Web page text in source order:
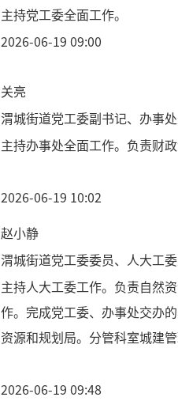
主持党工委全面工作。
2026-06-19 09:00
关亮
渭城街道党工委副书记、办事
主持办事处全面工作。负责财
2026-06-19 10:02
赵小静
渭城街道党工委委员、人大工
主持人大工委工作。负责自然
作。完成党工委、办事处交办
资源和规划局。分管科室城建管
2026-06-19 09:48